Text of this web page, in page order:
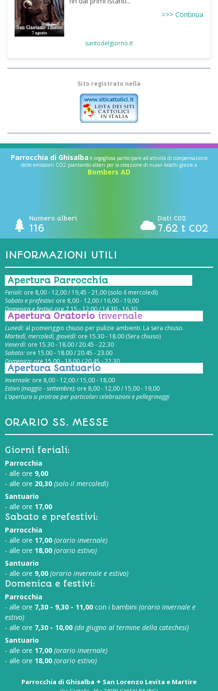
>>> Continua
santodelgiorno.it
Sito registrato nella
Parrocchia di Ghisalba è orgogliosa partecipare ad attività di compensazione
delle emissioni CO2 piantando alberi per la creazione di nuovi boschi grazie a
Bombers AD
Numero alberi
116
Dati CO2
7.62 t CO2
INFORMAZIONI UTILI
Apertura Parrocchia
Feriali: ore 8,00 - 12,00 / 19,45 - 21,00 (solo il mercoledì)
Sabato e prefestivi: ore 8,00 - 12,00 / 16,00 - 19,00
Domenica e festivi:ore 7,15 - 12,00 / 14,30 - 16,30
Apertura Oratorio invernale
Lunedì: al pomeriggio chiuso per pulizie ambienti. La sera chiuso.
Martedì, mercoledì, giovedì: ore 15.30 - 18.00 (Sera chiuso)
Venerdì: ore 15.30 - 18.00 / 20.45 - 22.30
Sabato: ore 15.00 - 18.00 / 20.45 - 23.00
Domenica:ore 15.00 - 18.00 / 20.45 - 22.30
Apertura Santuario
Invernale: ore 8,00 - 12,00 / 15,00 - 18,00
Estivo (maggio - settembre): ore 8,00 - 12,00 / 15,00 - 19,00
L’apertura si protrae per particolari celebrazioni e pellegrinaggi
ORARIO SS. MESSE
Giorni feriali:
Parrocchia
- alle ore 9,00
- alle ore 20,30 (solo il mercoledì)
Santuario
- alle ore 17,00
Sabato e prefestivi:
Parrocchia
- alle ore 17,00 (orario invernale)
- alle ore 18,00 (orario estivo)
Santuario
- alle ore 9,00 (orario invernale e estivo)
Domenica e festivi:
Parrocchia
- alle ore 7,30 - 9,30 - 11,00 con i bambini (orario invernale e
estivo)
- alle ore 7,30 - 10,00 (da giugno al termine della catechesi)
Santuario
- alle ore 17,00 (orario invernale)
- alle ore 18,00 (orario estivo)
Parrocchia di Ghisalba ✦ San Lorenzo Levita e Martire